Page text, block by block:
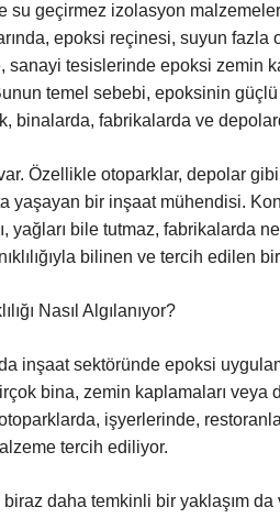
su geçirmez izolasyon
epoksi reçinesi, suyun
tesislerinde epoksi zemin
temel sebebi, epoksinin
binalarda, fabrikalarda ve
Özellikle otoparklar, depolar
yaşayan bir inşaat mühendisi.
yağları bile tutmaz, fabrikalarda
bilinen ve tercih edilen
Nasıl Algılanıyor?
inşaat sektöründe epoksi
bina, zemin kaplamaları veya
işyerlerinde,
tercih ediliyor.
daha temkinli bir yaklaşım da